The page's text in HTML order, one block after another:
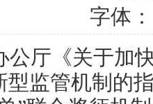
字体：
公厅《关于加
型监管机制的